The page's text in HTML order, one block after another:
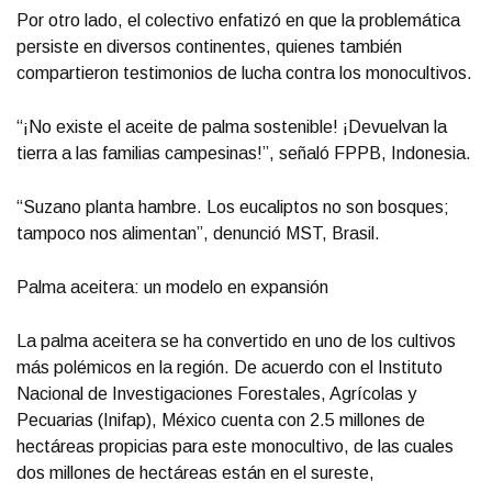
Por otro lado, el colectivo enfatizó en que la problemática
persiste en diversos continentes, quienes también
compartieron testimonios de lucha contra los monocultivos.
“¡No existe el aceite de palma sostenible! ¡Devuelvan la
tierra a las familias campesinas!”, señaló FPPB, Indonesia.
“Suzano planta hambre. Los eucaliptos no son bosques;
tampoco nos alimentan”, denunció MST, Brasil.
Palma aceitera: un modelo en expansión
La palma aceitera se ha convertido en uno de los cultivos
más polémicos en la región. De acuerdo con el Instituto
Nacional de Investigaciones Forestales, Agrícolas y
Pecuarias (Inifap), México cuenta con 2.5 millones de
hectáreas propicias para este monocultivo, de las cuales
dos millones de hectáreas están en el sureste,